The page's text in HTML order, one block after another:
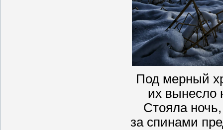
Под мерный
их вынесло
Стояла
за спинами